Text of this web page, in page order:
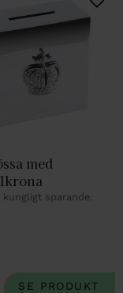
med
kungligt sparande.